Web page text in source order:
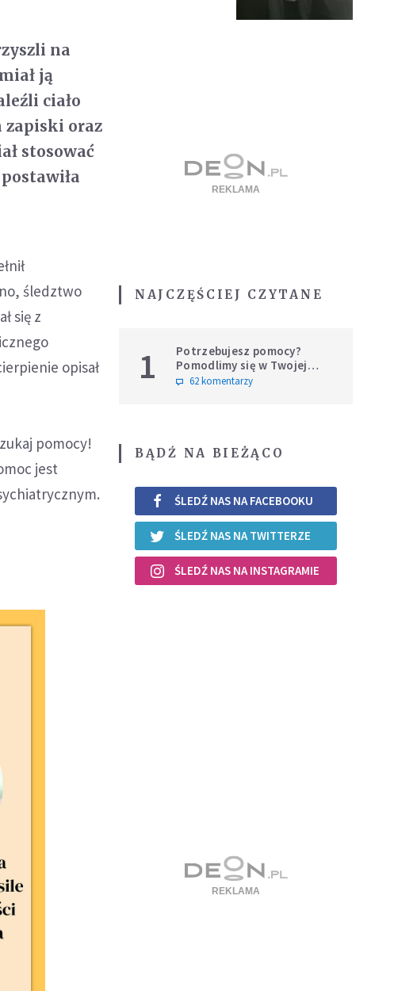
na
ją
ciało
zapiski oraz
stosować
śledztwo
się z
opisał
pomocy!
jest
NAJCZĘŚCIEJ CZYTANE
1
Potrzebujesz pomocy?
Pomodlimy się w Twojej
intencji
62 komentarzy
BĄDŹ NA BIEŻĄCO
ŚLEDŹ NAS NA FACEBOOKU
ŚLEDŹ NAS NA TWITTERZE
ŚLEDŹ NAS NA INSTAGRAMIE